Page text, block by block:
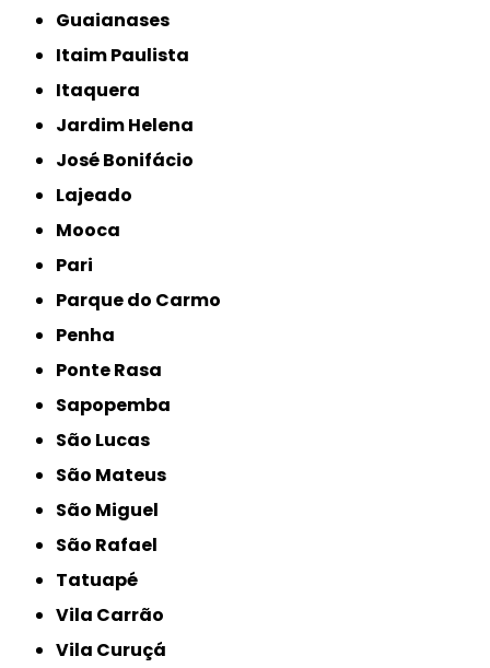
Guaianases
Itaim Paulista
Itaquera
Jardim Helena
José Bonifácio
Lajeado
Mooca
Pari
Parque do Carmo
Penha
Ponte Rasa
Sapopemba
São Lucas
São Mateus
São Miguel
São Rafael
Tatuapé
Vila Carrão
Vila Curuçá